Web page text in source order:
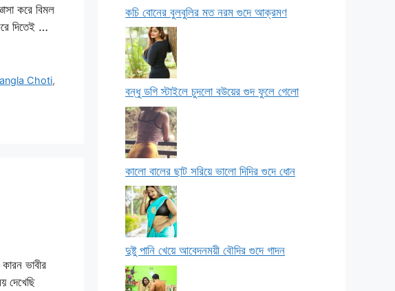
করে বিমল
দিতেই …
Choti,
ভাবীর
দেখেছি
কচি বোনের বুলবুলির মত নরম গুদে আক্রমণ
বন্ধু ডগি স্টাইলে চুদলো বউয়ের গুদ ফুলে গেলো
কালো বালের ছাট সরিয়ে ভালো দিদির গুদে ধোন
দুষ্টু পানি খেয়ে আবেদনময়ী বৌদির গুদে গাদন